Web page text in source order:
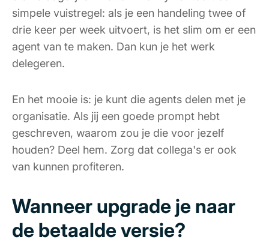
simpele vuistregel: als je een handeling twee of
drie keer per week uitvoert, is het slim om er een
agent van te maken. Dan kun je het werk
delegeren.
En het mooie is: je kunt die agents delen met je
organisatie. Als jij een goede prompt hebt
geschreven, waarom zou je die voor jezelf
houden? Deel hem. Zorg dat collega's er ook
van kunnen profiteren.
Wanneer upgrade je naar
de betaalde versie?